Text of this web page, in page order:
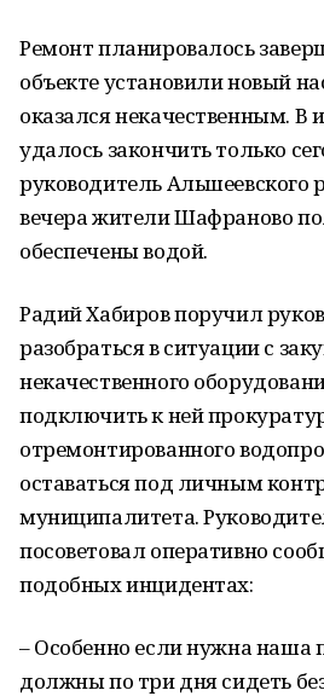
Ремонт планировалось
объекте установили новый
оказался некачественным. В
удалось закончить только
руководитель Альшеевского
вечера жители Шафраново
обеспечены водой.
Радий Хабиров поручил
разобраться в ситуации с
некачественного
подключить к ней
отремонтированного
оставаться под личным
муниципалитета.
посоветовал оперативно
подобных инцидентах:
– Особенно если нужна
должны по три дня сидеть